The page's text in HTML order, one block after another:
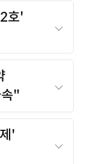
호'
"
'